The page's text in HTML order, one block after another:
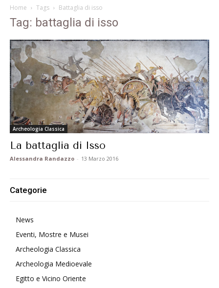
Home Tags Battaglia di isso
Tag: battaglia di isso
Archeologia Classica
La battaglia di Isso
Alessandra Randazzo - 13 Marzo 2016
Categorie
News
Eventi, Mostre e Musei
Archeologia Classica
Archeologia Medioevale
Egitto e Vicino Oriente